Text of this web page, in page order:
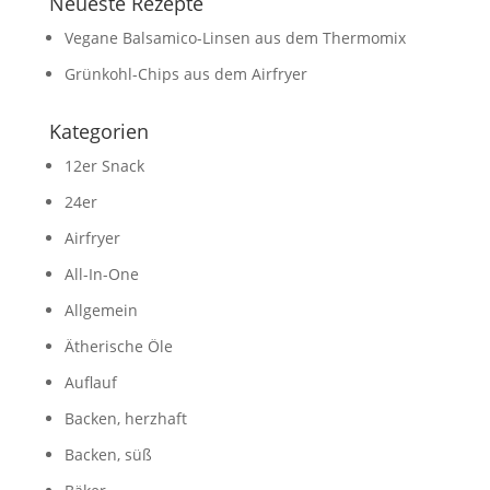
Vegane Balsamico-Linsen aus dem Thermomix
Grünkohl-Chips aus dem Airfryer
Kategorien
12er Snack
24er
Airfryer
All-In-One
Allgemein
Ätherische Öle
Auflauf
Backen, herzhaft
Backen, süß